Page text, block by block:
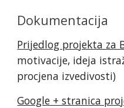
Dokumentacija
Prijedlog projekta za
motivacije, ideja
procjena izvedivosti)
Google + stranica